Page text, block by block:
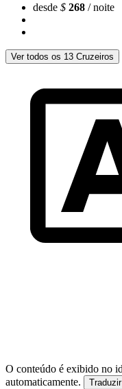
desde $ 268 / noite
Ver todos os 13 Cruzeiros
O conteúdo é exibido no
automaticamente.
Traduzir